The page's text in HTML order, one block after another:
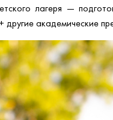
лагеря —
другие академические